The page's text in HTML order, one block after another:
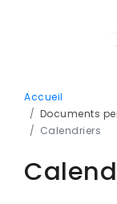
NOS PRODUITS
BASIQUE
Cartes de
CONTACT
CONNEXION
Accueil
Documents
Calendriers